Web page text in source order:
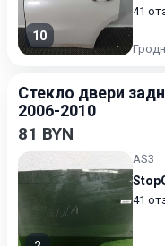
10
41
Стекло двери
2006-2010
81 BYN
AS3
41